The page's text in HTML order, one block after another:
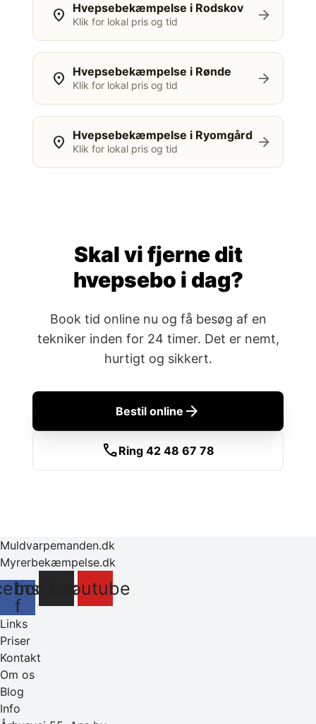
location_on Hvepsebekæmpelse i Rodskov
Klik for lokal pris og tid arrow_forward
location_on Hvepsebekæmpelse i Rønde
Klik for lokal pris og tid arrow_forward
location_on Hvepsebekæmpelse i Ryomgård
Klik for lokal pris og tid arrow_forward
Skal vi fjerne dit
hvepsebo i dag?
Book tid online nu og få besøg af en
tekniker inden for 24 timer. Det er nemt,
hurtigt og sikkert.
Bestil online arrow_forward
callRing 42 48 67 78
Muldvarpemanden.dk
Myrerbekæmpelse.dk
f
InstagramYoutube
Links
Priser
Kontakt
Om os
Blog
Info